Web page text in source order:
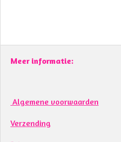
Meer informatie:
Algemene voorwaarden
Verzending